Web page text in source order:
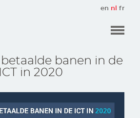
en nl fr
betaalde banen in de
ICT in 2020